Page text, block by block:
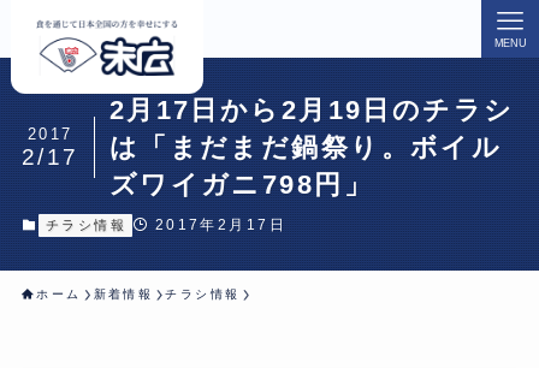
MENU
2月17日から2月19日のチラシ
は「まだまだ鍋祭り。ボイル
ズワイガニ798円」
2017
2/17
チラシ情報 2017年2月17日
ホーム 新着情報 チラシ情報